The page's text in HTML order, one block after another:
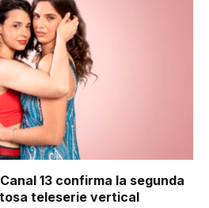
13 confirma la segunda
teleserie vertical